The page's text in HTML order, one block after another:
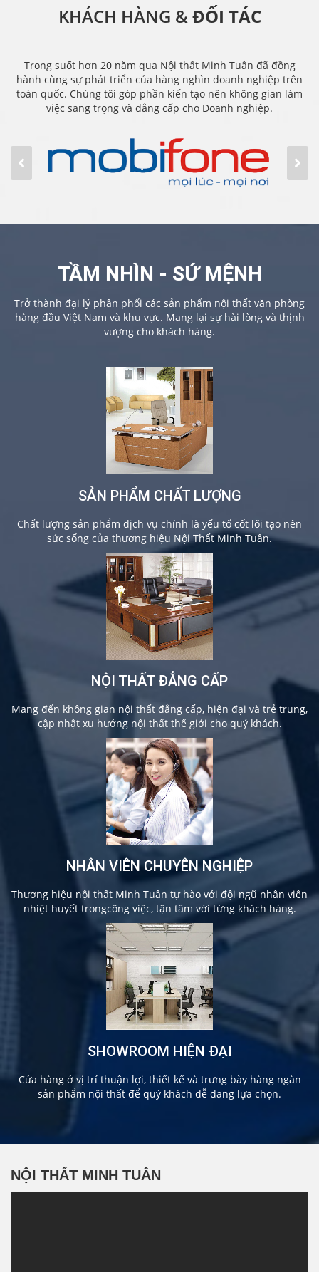
KHÁCH HÀNG &ĐỐI TÁC
Trong suốt hơn 20 năm qua Nội thất Minh Tuân đã đồng
hành cùng sự phát triển của hàng nghìn doanh nghiệp trên
toàn quốc. Chúng tôi góp phần kiến tạo nên không gian làm
việc sang trọng và đẳng cấp cho Doanh nghiệp.
TẦM NHÌN - SỨ MỆNH
Trở thành đại lý phân phối các sản phẩm nội thất văn phòng
hàng đầu Việt Nam và khu vực. Mang lại sự hài lòng và thịnh
vượng cho khách hàng.
SẢN PHẨM CHẤT LƯỢNG
Chất lượng sản phẩm dịch vụ chính là yếu tố cốt lõi tạo nên
sức sống của thương hiệu Nội Thất Minh Tuân.
NỘI THẤT ĐẲNG CẤP
Mang đến không gian nội thất đẳng cấp, hiện đại và trẻ trung,
cập nhật xu hướng nội thất thế giới cho quý khách.
NHÂN VIÊN CHUYÊN NGHIỆP
Thương hiệu nội thất Minh Tuân tự hào với đội ngũ nhân viên
nhiệt huyết trongcông việc, tận tâm với từng khách hàng.
SHOWROOM HIỆN ĐẠI
Cửa hàng ở vị trí thuận lợi, thiết kế và trưng bày hàng ngàn
sản phẩm nội thất để quý khách dễ dang lựa chọn.
NỘI THẤT MINH TUÂN